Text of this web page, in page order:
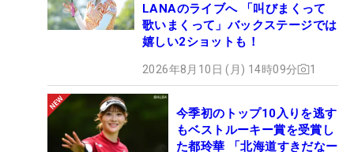
LANAのライブへ 「叫びまくって
歌いまくって」バックステージでは
嬉しい2ショットも！
2026年8月10日 (月) 14時09分 1
今季初のトップ10入りを逃す
もベストルーキー賞を受賞し
た都玲華 「北海道すきだなー